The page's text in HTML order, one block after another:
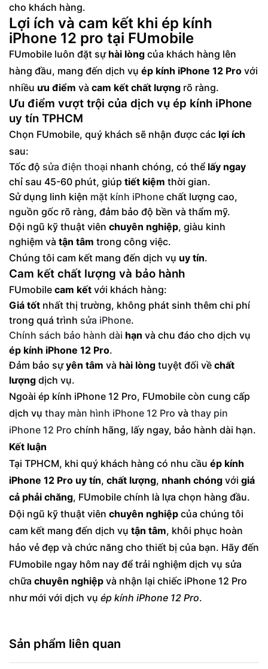
cho khách hàng.
Lợi ích và cam kết khi ép kính
iPhone 12 pro tại FUmobile
FUmobile luôn đặt sự hài lòng của khách hàng lên
hàng đầu, mang đến dịch vụ ép kính iPhone 12 Pro với
nhiều ưu điểm và cam kết chất lượng rõ ràng.
Ưu điểm vượt trội của dịch vụ ép kính iPhone
uy tín TPHCM
Chọn FUmobile, quý khách sẽ nhận được các lợi ích
sau:
Tốc độ sửa điện thoại nhanh chóng, có thể lấy ngay
chỉ sau 45-60 phút, giúp tiết kiệm thời gian.
Sử dụng linh kiện mặt kính iPhone chất lượng cao,
nguồn gốc rõ ràng, đảm bảo độ bền và thẩm mỹ.
Đội ngũ kỹ thuật viên chuyên nghiệp, giàu kinh
nghiệm và tận tâm trong công việc.
Chúng tôi cam kết mang đến dịch vụ uy tín.
Cam kết chất lượng và bảo hành
FUmobile cam kết với khách hàng:
Giá tốt nhất thị trường, không phát sinh thêm chi phí
trong quá trình sửa iPhone.
Chính sách bảo hành dài hạn và chu đáo cho dịch vụ
ép kính iPhone 12 Pro.
Đảm bảo sựyên tâm và hài lòng tuyệt đối về chất
lượng dịch vụ.
Ngoài ép kính iPhone 12 Pro, FUmobile còn cung cấp
dịch vụ thay màn hình iPhone 12 Pro và thay pin
iPhone 12 Pro chính hãng, lấy ngay, bảo hành dài hạn.
Kết luận
Tại TPHCM, khi quý khách hàng có nhu cầu ép kính
iPhone 12 Pro uy tín, chất lượng, nhanh chóng với giá
cả phải chăng, FUmobile chính là lựa chọn hàng đầu.
Đội ngũ kỹ thuật viên chuyên nghiệp của chúng tôi
cam kết mang đến dịch vụ tận tâm, khôi phục hoàn
hảo vẻ đẹp và chức năng cho thiết bị của bạn. Hãy đến
FUmobile ngay hôm nay để trải nghiệm dịch vụ sửa
chữa chuyên nghiệp và nhận lại chiếc iPhone 12 Pro
như mới với dịch vụ ép kính iPhone 12 Pro.
Sản phẩm liên quan